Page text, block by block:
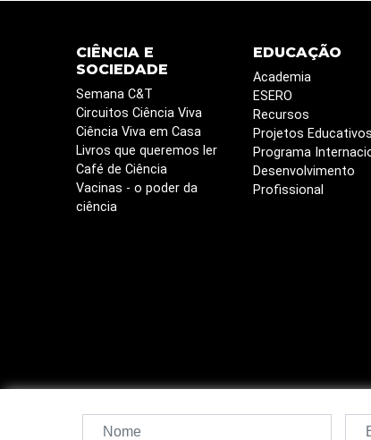
CIÊNCIA E
SOCIEDADE
Semana C&T
Circuitos Ciência Viva
Ciência Viva em Casa
Livros que queremos ler
Café de Ciência
Vacinas - o poder da
ciência
EDUCAÇÃO
Academia
ESERO
Recursos
Projetos Educativos
Programa
Desenvolvimento
Profissional